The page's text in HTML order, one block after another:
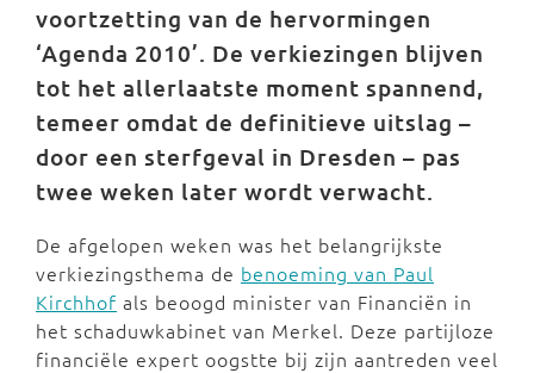
voortzetting van de hervormingen
‘Agenda 2010’. De verkiezingen blijven
tot het allerlaatste moment spannend,
temeer omdat de definitieve uitslag –
door een sterfgeval in Dresden – pas
twee weken later wordt verwacht.
De afgelopen weken was het belangrijkste
verkiezingsthema de benoeming van Paul
Kirchhof als beoogd minister van Financiën in
het schaduwkabinet van Merkel. Deze partijloze
financiële expert oogstte bij zijn aantreden veel